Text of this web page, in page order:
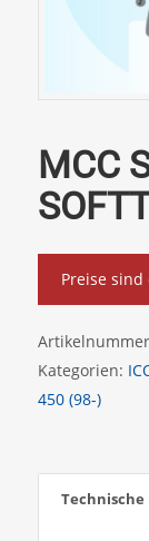
MCC
Preise
Kategorien:
450 (98-)
Technische